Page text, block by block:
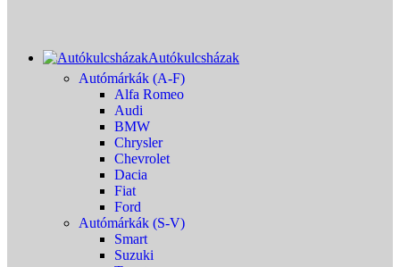
Autókulcsházak
Autómárkák (A-F)
Alfa Romeo
Audi
BMW
Chrysler
Chevrolet
Dacia
Fiat
Ford
Autómárkák (S-V)
Smart
Suzuki